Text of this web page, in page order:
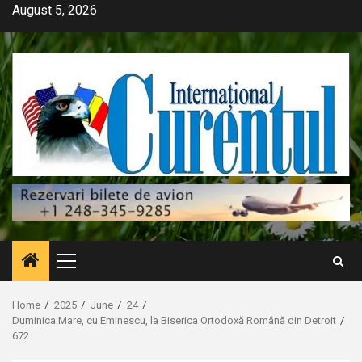
Skip
content
August 5, 2026
Primary
Menu
Home 2025 June
24
Duminica Mare, cu Eminescu, la Biserica Ortodoxă Română din Detroit
672